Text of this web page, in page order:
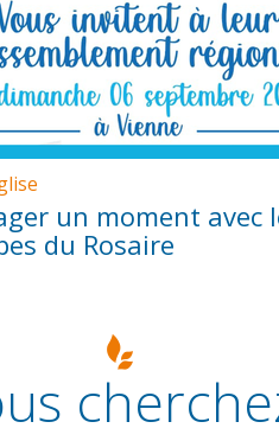
un moment avec
du Rosaire